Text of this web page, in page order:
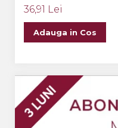
36,91 Lei
Adauga in Cos